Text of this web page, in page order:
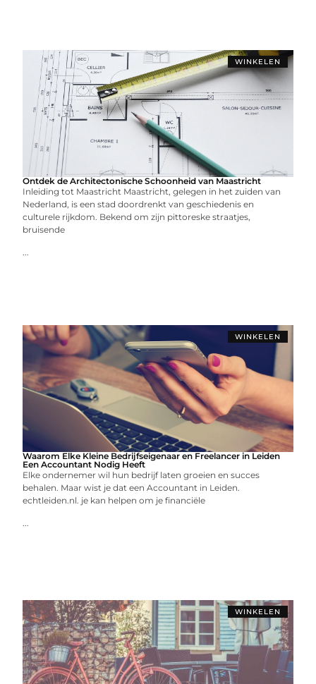
WINKELEN
Ontdek de Architectonische Schoonheid van Maastricht
Inleiding tot Maastricht Maastricht, gelegen in het zuiden van
Nederland, is een stad doordrenkt van geschiedenis en
culturele rijkdom. Bekend om zijn pittoreske straatjes,
bruisende
...
WINKELEN
Waarom Elke Kleine Bedrijfseigenaar en Freelancer in Leiden
Een Accountant Nodig Heeft
Elke ondernemer wil hun bedrijf laten groeien en succes
behalen. Maar wist je dat een Accountant in Leiden.
echtleiden.nl. je kan helpen om je financiële
...
WINKELEN